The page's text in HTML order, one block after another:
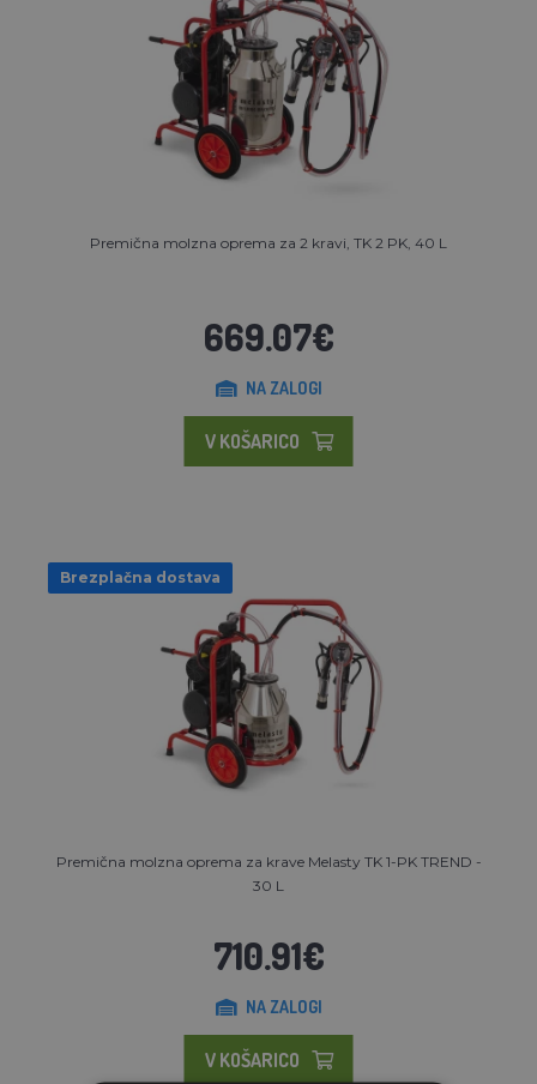
Premična molzna oprema za 2 kravi, TK 2 PK, 40 L
669.07€
NA ZALOGI
V KOŠARICO
Brezplačna dostava
Premična molzna oprema za krave Melasty TK 1-PK TREND -
30 L
710.91€
NA ZALOGI
V KOŠARICO